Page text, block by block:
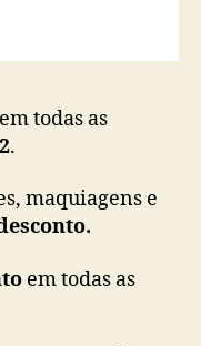
todas as
.
maquiagens e
em todas as